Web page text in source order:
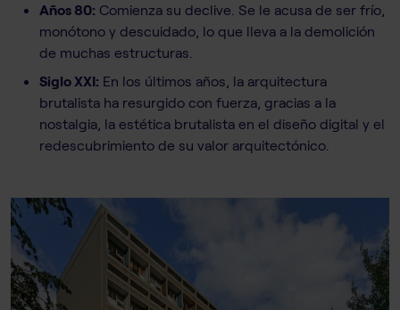
Años 80: Comienza su declive. Se le acusa de ser frío,
monótono y descuidado, lo que lleva a la demolición
de muchas estructuras.
Siglo XXI: En los últimos años, la arquitectura
brutalista ha resurgido con fuerza, gracias a la
nostalgia, la estética brutalista en el diseño digital y el
redescubrimiento de su valor arquitectónico.